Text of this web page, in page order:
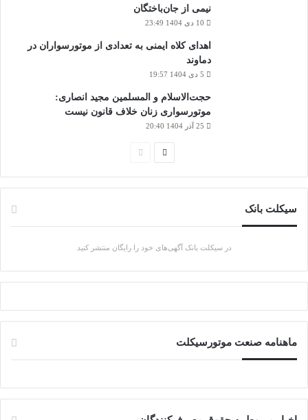
نیمی از جان‌باختگان
10 دی 1404 23:49
اهدای کلاه ایمنی به تعدادی از موتورسواران در
دماوند
5 دی 1404 19:57
حجت‌الاسلام و المسلمین مجید انصاری:
موتورسواری زنان خلاف قانون نیست
25 آذر 1404 20:40
صفحه
سیکلت بانک
در سیکلت بانک آگهی‌های خود را رایگان منتشر کنید
ماهنامه صنعت موتورسیکلت